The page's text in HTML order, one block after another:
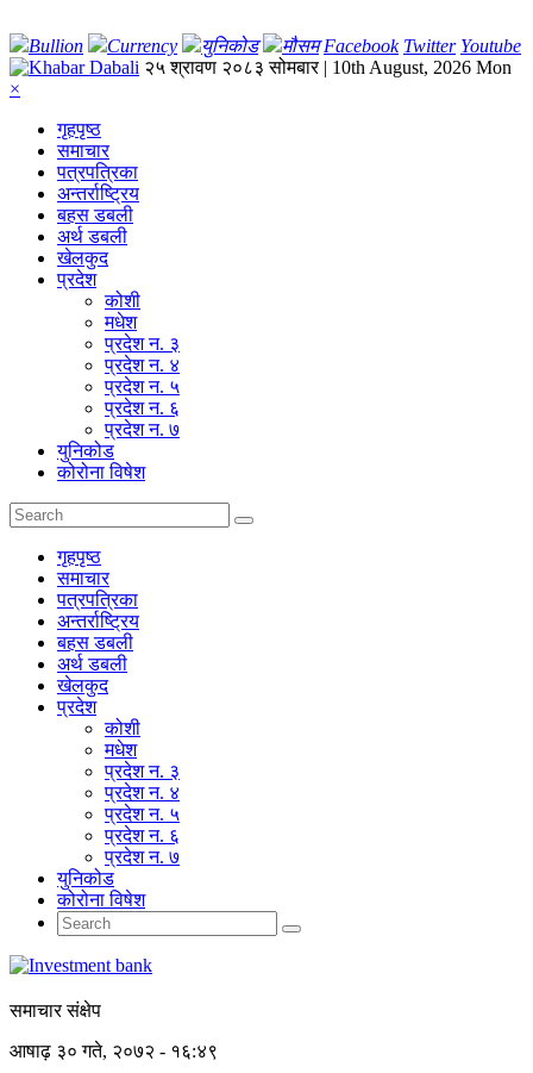
Bullion Currency युनिकोड मौसम Facebook Twitter Youtube
२५ श्रावण २०८३ सोमबार | 10th August, 2026 Mon
×
गृहपृष्‍ठ
समाचार
पत्रपत्रिका
अन्तर्राष्ट्रिय
बहस डबली
अर्थ डबली
खेलकुद
प्रदेश
कोशी
मधेश
प्रदेश न. ३
प्रदेश न. ४
प्रदेश न. ५
प्रदेश न. ६
प्रदेश न. ७
युनिकोड
कोरोना विषेश
गृहपृष्‍ठ
समाचार
पत्रपत्रिका
अन्तर्राष्ट्रिय
बहस डबली
अर्थ डबली
खेलकुद
प्रदेश
कोशी
मधेश
प्रदेश न. ३
प्रदेश न. ४
प्रदेश न. ५
प्रदेश न. ६
प्रदेश न. ७
युनिकोड
कोरोना विषेश
समाचार संक्षेप
आषाढ़ ३० गते, २०७२ - १६:४९